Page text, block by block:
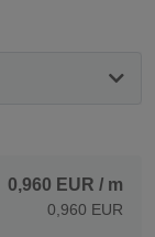
0,960 EUR / m
0,960 EUR